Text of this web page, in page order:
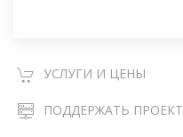
УСЛУГИ И ЦЕНЫ
ПОДДЕРЖАТЬ ПРОЕКТ